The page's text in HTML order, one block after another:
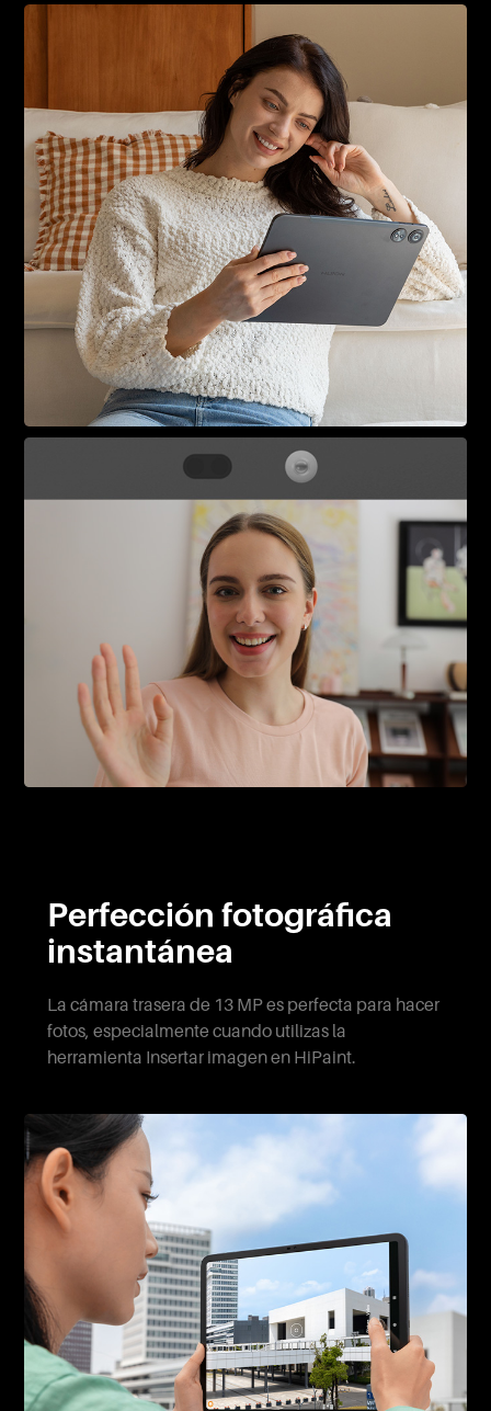
Perfección fotográfica
instantánea
La cámara trasera de 13 MP es perfecta para hacer
fotos, especialmente cuando utilizas la
herramienta Insertar imagen en HiPaint.